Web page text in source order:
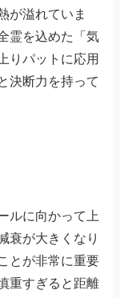
が溢れていま
霊を込めた「気
りパットに応用
決断力を持って
ルに向かって上
衰が大きくなり
とが非常に重要
重すぎると距離